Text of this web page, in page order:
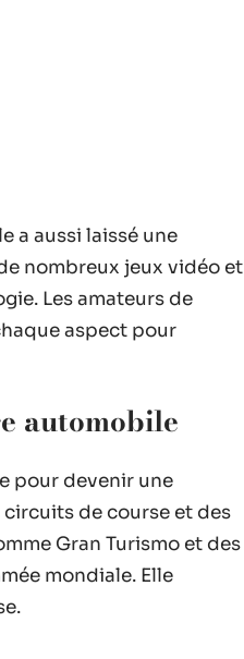
a aussi laissé une
nombreux jeux vidéo et
Les amateurs de
aspect pour
automobile
pour devenir une
de course et des
Gran Turismo et des
mondiale. Elle